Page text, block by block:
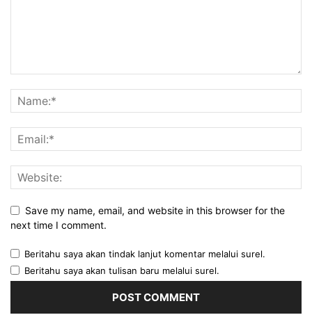
Save my name, email, and website in this browser for the
next time I comment.
Beritahu saya akan tindak lanjut komentar melalui surel.
Beritahu saya akan tulisan baru melalui surel.